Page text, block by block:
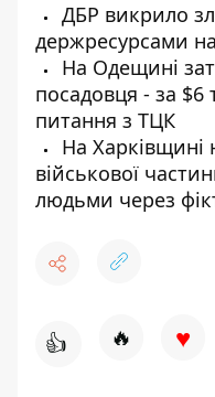
ДБР викрило
держресурсами
На Одещині
посадовця - за
питання з ТЦК
На Харківщині
військової
людьми через
👍 🔥 ♥